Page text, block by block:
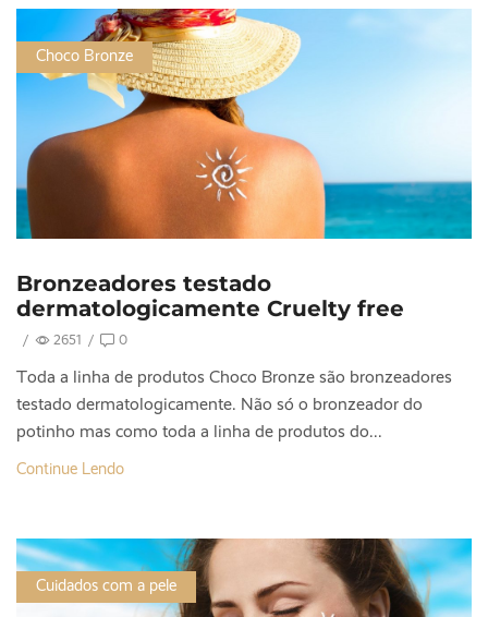
Choco Bronze
Bronzeadores testado
dermatologicamente Cruelty free
/ 2651 / 0
Toda a linha de produtos Choco Bronze são bronzeadores
testado dermatologicamente. Não só o bronzeador do
potinho mas como toda a linha de produtos do...
Continue Lendo
Cuidados com a pele